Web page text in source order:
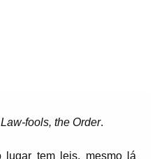
fools, the Order.
lugar tem leis, mesmo lá